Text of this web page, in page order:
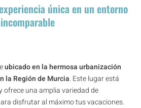
única en un entorno
incomparable
ubicado en la hermosa urbanización
la Región de Murcia. Este lugar está
ofrece una amplia variedad de
disfrutar al máximo tus vacaciones.